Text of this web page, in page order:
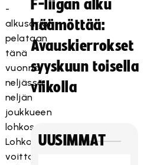
-
alkusarjat
pelataan
tänä
vuonna
neljässä
neljän
joukkueen
lohkossa.
Lohkojen
voittajat
F-liigan alku
häämöttää:
Avauskierrokset
syyskuun toisella
viikolla
UUSIMMAT